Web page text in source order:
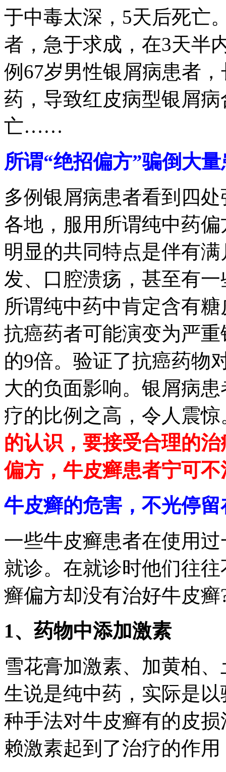
于中毒太深，5天后死亡
者，急于求成，在3天半
例67岁男性银屑病患者
药，导致红皮病型银屑
亡……
所谓“绝招偏方”骗倒大
多例银屑病患者看到四
各地，服用所谓纯中药
明显的共同特点是伴有
发、口腔溃疡，甚至有
所谓纯中药中肯定含有
抗癌药者可能演变为严
的9倍。验证了抗癌药物
大的负面影响。银屑病
疗的比例之高，令人震惊
的认识，要接受合理的
偏方，牛皮癣患者宁可
牛皮癣的危害，不光停留
一些牛皮癣患者在使用
就诊。在就诊时他们往
癣偏方却没有治好牛皮癣
1、药物中添加激素
雪花膏加激素、加黄柏
生说是纯中药，实际是
种手法对牛皮癣有的皮
赖激素起到了治疗的作